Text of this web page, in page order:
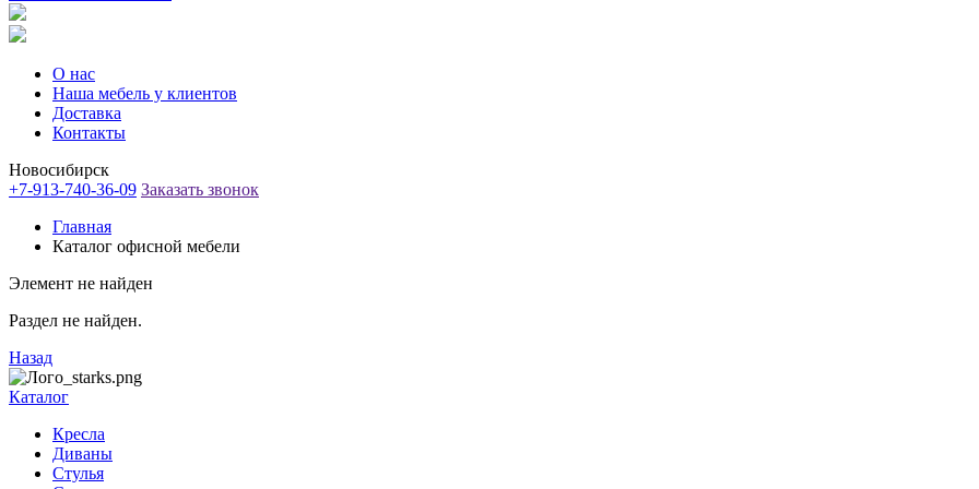
О нас
Наша мебель у клиентов
Доставка
Контакты
Новосибирск
+7-913-740-36-09 Заказать звонок
Главная
Каталог офисной мебели
Элемент не найден
Раздел не найден.
Назад
Каталог
Кресла
Диваны
Стулья